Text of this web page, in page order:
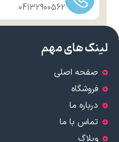
04132900562
لینک های مهم
صفحه اصلی
فروشگاه
درباره ما
تماس با ما
وبلاگ